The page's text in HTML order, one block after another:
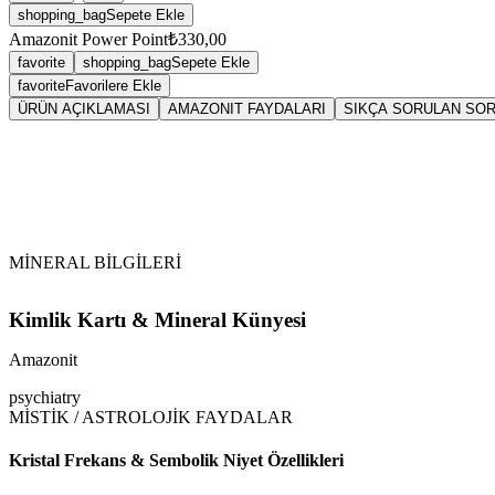
shopping_bagSepete Ekle
Amazonit Power Point₺330,00
favorite shopping_bagSepete Ekle
favoriteFavorilere Ekle
ÜRÜN AÇIKLAMASI
AMAZONIT FAYDALARI SIKÇA SORULAN
MİNERAL BİLGİLERİ
Kimlik Kartı & Mineral Künyesi
Amazonit
psychiatry
MİSTİK / ASTROLOJİK FAYDALAR
Kristal Frekans & Sembolik Niyet Özellikleri